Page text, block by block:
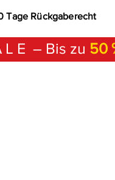
Tage Rückgaberecht
– Bis zu 50